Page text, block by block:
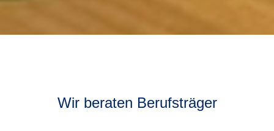
Wir beraten Berufsträger